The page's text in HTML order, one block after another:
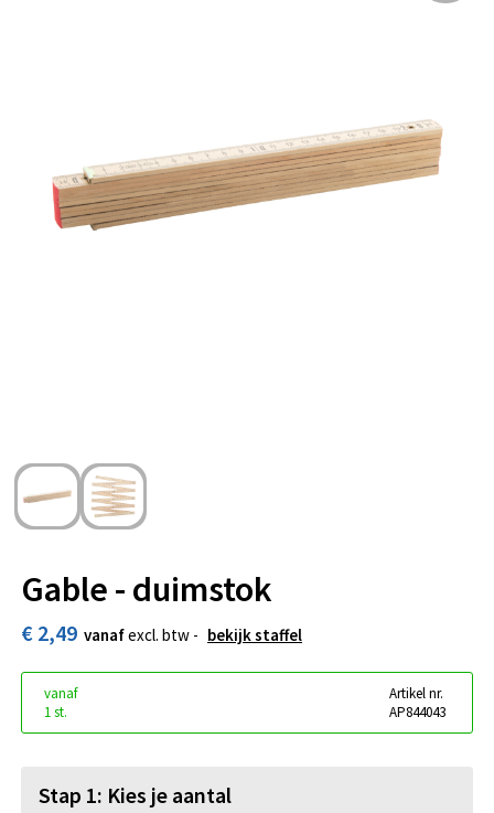
Oog- en gelaatsbescherming
Hoofdbescherming
Gable - duimstok
€ 2,49 vanafexcl. btw - bekijk staffel
vanaf
1 st.
Artikel nr.
AP844043
Stap 1: Kies je aantal